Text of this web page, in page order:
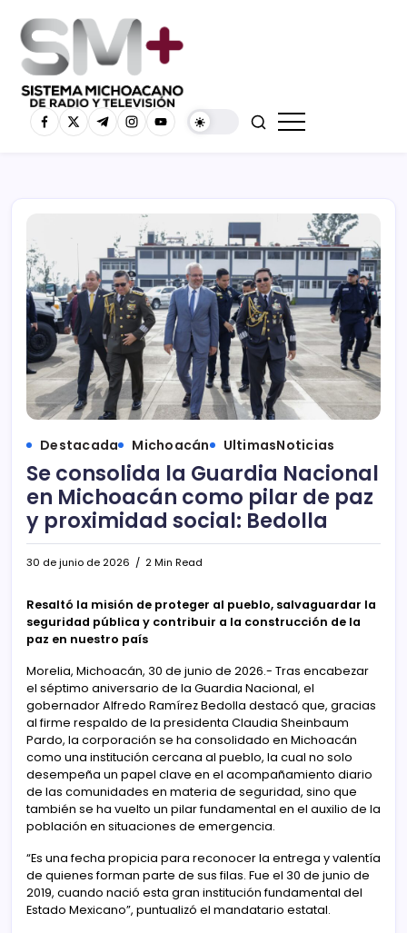
Destacada Michoacán UltimasNoticias
Se consolida la Guardia Nacional
en Michoacán como pilar de paz
y proximidad social: Bedolla
30 de junio de 2026 2 Min Read
Resaltó la misión de proteger al pueblo, salvaguardar la
seguridad pública y contribuir a la construcción de la
paz en nuestro país
Morelia, Michoacán, 30 de junio de 2026.- Tras encabezar
el séptimo aniversario de la Guardia Nacional, el
gobernador Alfredo Ramírez Bedolla destacó que, gracias
al firme respaldo de la presidenta Claudia Sheinbaum
Pardo, la corporación se ha consolidado en Michoacán
como una institución cercana al pueblo, la cual no solo
desempeña un papel clave en el acompañamiento diario
de las comunidades en materia de seguridad, sino que
también se ha vuelto un pilar fundamental en el auxilio de la
población en situaciones de emergencia.
“Es una fecha propicia para reconocer la entrega y valentía
de quienes forman parte de sus filas. Fue el 30 de junio de
2019, cuando nació esta gran institución fundamental del
Estado Mexicano”, puntualizó el mandatario estatal.